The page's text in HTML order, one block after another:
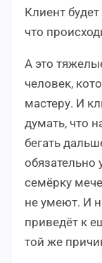
Клиент
что
А это
человек,
мастеру. И
думать, что
бегать
обязательно
семёрку
не умеют. И
приведёт к
той же